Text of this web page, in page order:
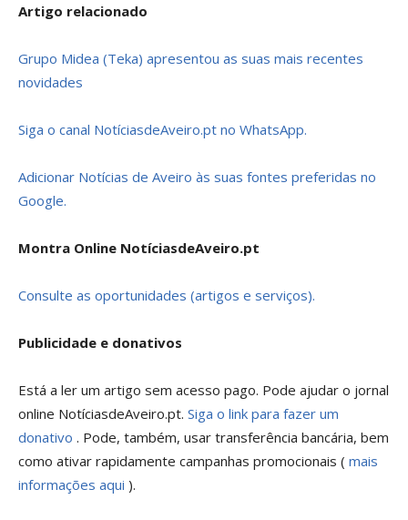
Artigo relacionado
Grupo Midea (Teka) apresentou as suas mais recentes
novidades
Siga o canal NotíciasdeAveiro.pt no WhatsApp.
Adicionar Notícias de Aveiro às suas fontes preferidas no
Google.
Montra Online NotíciasdeAveiro.pt
Consulte as oportunidades (artigos e serviços).
Publicidade e donativos
Está a ler um artigo sem acesso pago. Pode ajudar o jornal
online NotíciasdeAveiro.pt. Siga o link para fazer um
donativo . Pode, também, usar transferência bancária, bem
como ativar rapidamente campanhas promocionais ( mais
informações aqui ).